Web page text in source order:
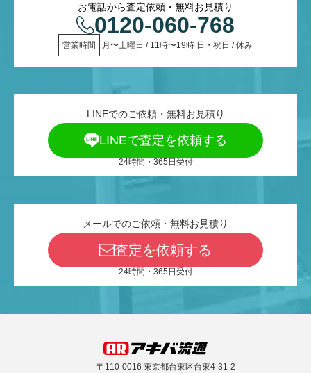
お電話から査定依頼・無料お見積り
0120-060-768
営業時間 月〜土曜日 / 11時〜19時 日・祝日 / 休み
LINEでのご依頼・無料お見積り
LINEで査定を依頼する
24時間・365日受付
メールでのご依頼・無料お見積り
査定を依頼する
24時間・365日受付
〒110-0016 東京都台東区台東4-31-2